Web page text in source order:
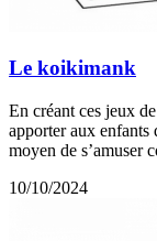
Le koikimank
En créant ces jeux
apporter aux enfants
moyen de s’amuser
10/10/2024